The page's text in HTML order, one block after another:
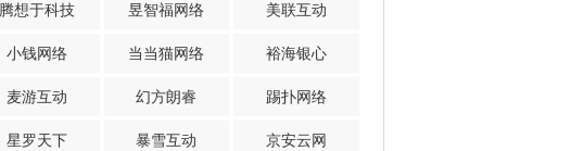
腾想于科技 昱智福网络 美联互动
小钱网络 当当猫网络 裕海银心
麦游互动 幻方朗睿 踢扑网络
星罗天下 暴雪互动 京安云网